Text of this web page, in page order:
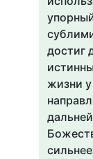
достиг
жизни